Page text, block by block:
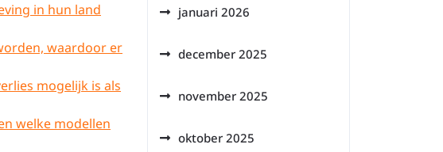
in hun land
waardoor er
mogelijk is als
welke modellen
januari 2026
december 2025
november 2025
oktober 2025